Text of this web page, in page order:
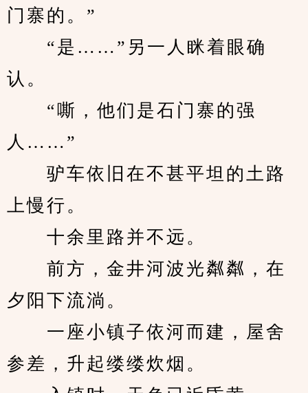
门寨的。”
“是……”另一人眯着眼确
认。
“嘶，他们是石门寨的强
人……”
驴车依旧在不甚平坦的土路
上慢行。
十余里路并不远。
前方，金井河波光粼粼，在
夕阳下流淌。
一座小镇子依河而建，屋舍
参差，升起缕缕炊烟。